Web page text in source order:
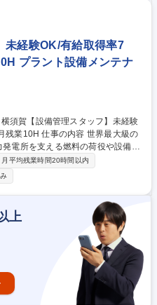
常に仲間と一緒のチームプレー！
モチベーションを維持しながら質
金護
未経験OK/有給取得率7
プラント設備メンテナ
世界最大級の
電所を支える燃料の荷役や設備管
あるため、未経験でも安心してイ
】■発電用燃
日常点検、定期点検、保守管理業
運営に関わる付帯業務 【入社
の後は先輩社員によるOJTで丁寧
す。 募集職種 横須賀
得率70%/家賃補助制度有/月残業1
月平均残業時間20時間以内
上